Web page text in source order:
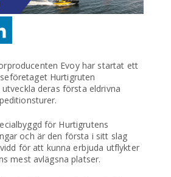
Evoy har startat ett
Hurtigruten
deras första eldrivna
för Hurtigrutens
och är den första i sitt slag
för att kunna erbjuda utflykter
mest avlägsna platser.